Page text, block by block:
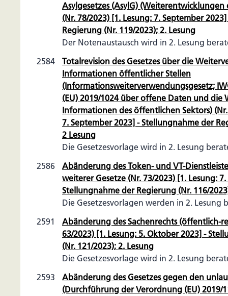
Asylgesetzes (AsylG) (Weiterentwicklungen
(Nr. 78/2023) [1. Lesung: 7. September
Regierung (Nr. 119/2023); 2. Lesung
Der Notenaustausch wird in 2. Lesung
2584
Totalrevision des Gesetzes über die
Informationen öffentlicher Stellen
(Informationsweiterverwendungsgesetz;
(EU) 2019/1024 über offene Daten und
Informationen des öffentlichen Sektors)
7. September 2023] - Stellungnahme der
2 Lesung
Die Gesetzesvorlage wird in 2. Lesung
2586
Abänderung des Token- und VT-
weiterer Gesetze (Nr. 73/2023) [1. Lesung:
Stellungnahme der Regierung (Nr. 116/
Die Gesetzesvorlagen werden in 2. Lesung
2591
Abänderung des Sachenrechts (öffentlich-
63/2023) [1. Lesung: 5. Oktober 2023] -
(Nr. 121/2023); 2. Lesung
Die Gesetzesvorlage wird in 2. Lesung
2593
Abänderung des Gesetzes gegen den
(Durchführung der Verordnung (EU) 2019/